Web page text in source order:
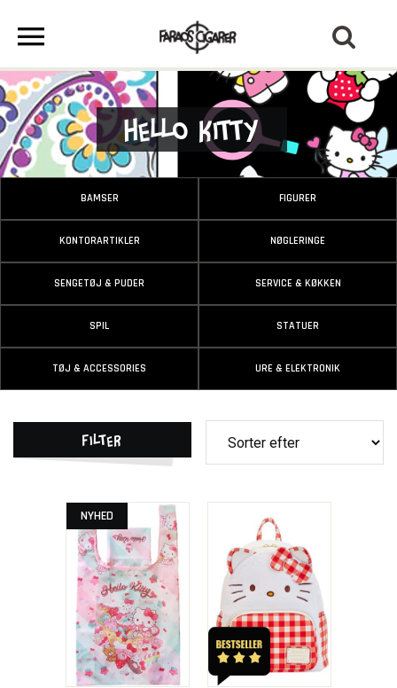
Hello Kitty
BAMSER FIGURER
KONTORARTIKLER NØGLERINGE
SENGETØJ & PUDER SERVICE & KØKKEN
SPIL STATUER
TØJ & ACCESSORIES URE & ELEKTRONIK
Filter
NYHED